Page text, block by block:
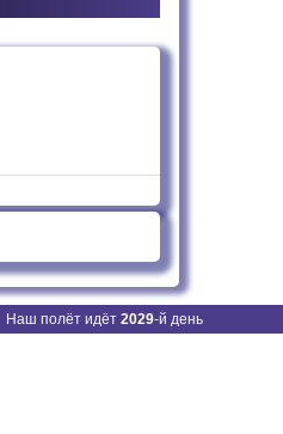
Наш полёт идёт 2029-й день